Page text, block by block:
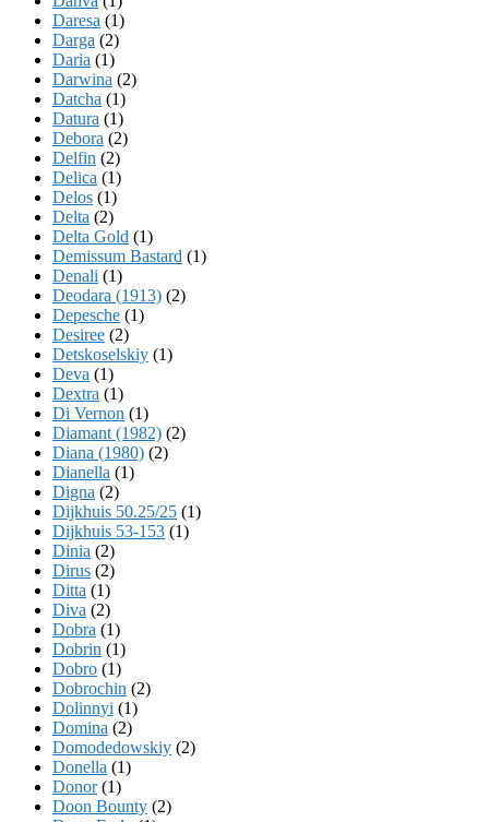
Daresa (1)
Darga (2)
Daria (1)
Darwina (2)
Datcha (1)
Datura (1)
Debora (2)
Delfin (2)
Delica (1)
Delos (1)
Delta (2)
Delta Gold (1)
Demissum Bastard (1)
Denali (1)
Deodara (1913) (2)
Depesche (1)
Desiree (2)
Detskoselskiy (1)
Deva (1)
Dextra (1)
Di Vernon (1)
Diamant (1982) (2)
Diana (1980) (2)
Dianella (1)
Digna (2)
Dijkhuis 50.25/25 (1)
Dijkhuis 53-153 (1)
Dinia (2)
Dirus (2)
Ditta (1)
Diva (2)
Dobra (1)
Dobrin (1)
Dobro (1)
Dobrochin (2)
Dolinnyi (1)
Domina (2)
Domodedowskiy (2)
Donella (1)
Donor(1)
Doon Bounty (2)